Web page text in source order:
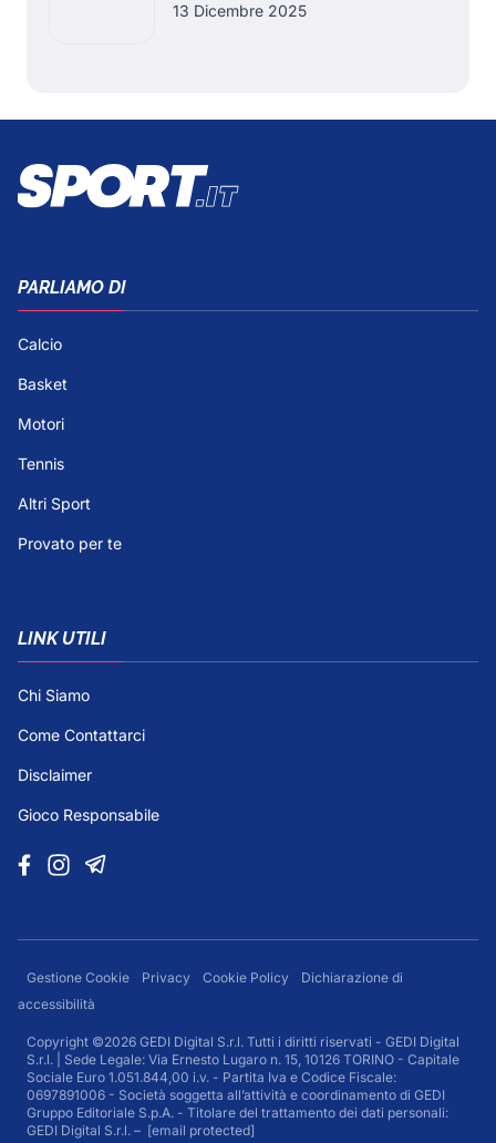
13 Dicembre 2025
PARLIAMO DI
Calcio
Basket
Motori
Tennis
Altri Sport
Provato per te
LINK UTILI
Chi Siamo
Come Contattarci
Disclaimer
Gioco Responsabile
Gestione Cookie Privacy Cookie Policy
Dichiarazione di
accessibilità
Copyright ©2026 GEDI Digital S.r.l. Tutti i diritti riservati - GEDI Digital
S.r.l. | Sede Legale: Via Ernesto Lugaro n. 15, 10126 TORINO - Capitale
Sociale Euro 1.051.844,00 i.v. - Partita Iva e Codice Fiscale:
0697891006 - Società soggetta all’attività e coordinamento di GEDI
Gruppo Editoriale S.p.A. - Titolare del trattamento dei dati personali:
GEDI Digital S.r.l. – [email protected]